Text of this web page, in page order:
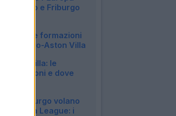
0-3 netto e Friburgo
le formazioni
Friburgo-Aston Villa
Aston Villa: le
formazioni e dove
e Friburgo volano
di Europa League: i